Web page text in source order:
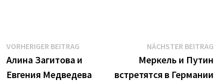
Beitrags-
Navigation
VORHERIGER BEITRAGVorheriger
Beitrag:
Алина Загитова и
Евгения Медведева
NÄCHSTER BEITRAG
Меркель и Путин
встретятся в Германии